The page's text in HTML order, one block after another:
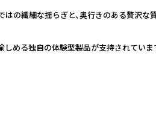
の繊細な揺らぎと、奥行きのある贅沢な
しめる独自の体験型製品が支持されていま